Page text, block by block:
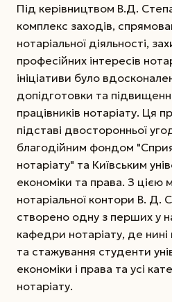
Під керівництвом В.Д.
комплекс заходів,
нотаріальної діяльності,
професійних інтересів
ініціативи було
допідготовки та
працівників нотаріату. Ця
підставі двосторонньої
благодійним фондом
нотаріату" та Київським
економіки та права. З цією
нотаріальної контори В. Д.
створено одну з перших у
кафедри нотаріату, де
та стажування студенти
економіки і права та усі
нотаріату.